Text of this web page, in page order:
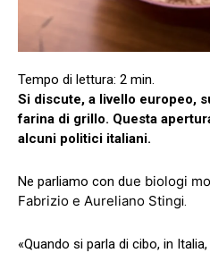
Si discute, a livello europeo,
farina di grillo. Questa
alcuni politici italiani.
Ne parliamo con due biologi
Fabrizio e Aureliano Stingi.
«Quando si parla di cibo, in